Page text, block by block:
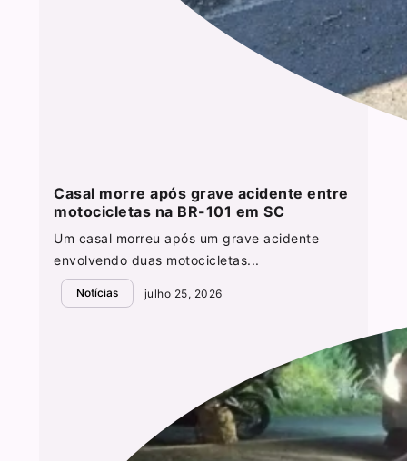
Casal morre após grave acidente entre
motocicletas na BR-101 em SC
Um casal morreu após um grave acidente
envolvendo duas motocicletas...
Notícias julho 25, 2026